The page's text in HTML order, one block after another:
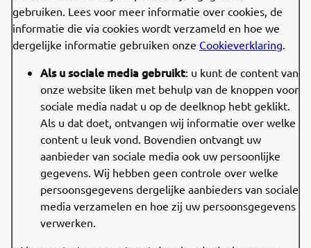
gebruiken. Lees voor meer informatie over cookies, de
informatie die via cookies wordt verzameld en hoe we
dergelijke informatie gebruiken onze Cookieverklaring.
Als u sociale media gebruikt: u kunt de content van
onze website liken met behulp van de knoppen voor
sociale media nadat u op de deelknop hebt geklikt.
Als u dat doet, ontvangen wij informatie over welke
content u leuk vond. Bovendien ontvangt uw
aanbieder van sociale media ook uw persoonlijke
gegevens. Wij hebben geen controle over welke
persoonsgegevens dergelijke aanbieders van sociale
media verzamelen en hoe zij uw persoonsgegevens
verwerken.